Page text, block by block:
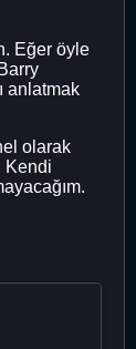
Eğer öyle
anlatmak
olarak
Kendi